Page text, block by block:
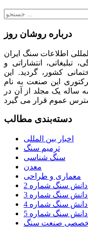
جستجو
درباره روشان روز
اطلاعات سنگ ایران
تبلیغاتی، انتشاراتی و
کشور، گردید. این
این صنعت به نام
ساله یک مجلد از آن در
دسته‌بندی مطالب
اخبار بین المللی
ترمیم سنگ
سنگ شناسی
معدن
معماری و طراحی
سنگ شماره 2
سنگ شماره 3
سنگ شماره 4
سنگ شماره 5
تخصصی صنعت سنگ